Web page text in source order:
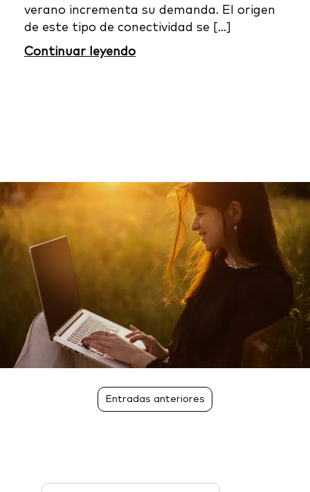
verano incrementa su demanda. El origen
de este tipo de conectividad se [...]
Continuar leyendo
Entradas anteriores